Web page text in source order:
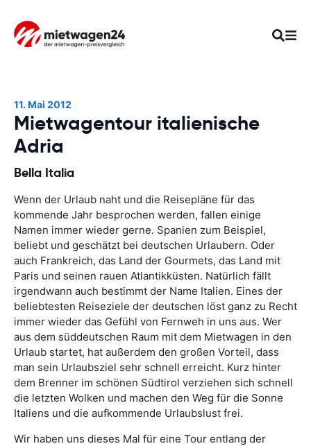
11. Mai 2012
Mietwagentour italienische
Adria
Bella Italia
Wenn der Urlaub naht und die Reisepläne für das
kommende Jahr besprochen werden, fallen einige
Namen immer wieder gerne. Spanien zum Beispiel,
beliebt und geschätzt bei deutschen Urlaubern. Oder
auch Frankreich, das Land der Gourmets, das Land mit
Paris und seinen rauen Atlantikküsten. Natürlich fällt
irgendwann auch bestimmt der Name Italien. Eines der
beliebtesten Reiseziele der deutschen löst ganz zu Recht
immer wieder das Gefühl von Fernweh in uns aus. Wer
aus dem süddeutschen Raum mit dem Mietwagen in den
Urlaub startet, hat außerdem den großen Vorteil, dass
man sein Urlaubsziel sehr schnell erreicht. Kurz hinter
dem Brenner im schönen Südtirol verziehen sich schnell
die letzten Wolken und machen den Weg für die Sonne
Italiens und die aufkommende Urlaubslust frei.
Wir haben uns dieses Mal für eine Tour entlang der